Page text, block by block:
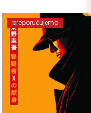
preporučujemo